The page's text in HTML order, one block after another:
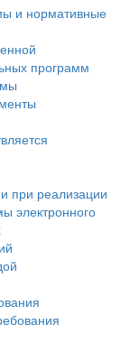
и нормативные
программ
при реализации
электронного